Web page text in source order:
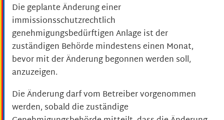
Die geplante Änderung einer
immissionsschutzrechtlich
genehmigungsbedürftigen Anlage ist der
zuständigen Behörde mindestens einen Monat,
bevor mit der Änderung begonnen werden soll,
anzuzeigen.
Die Änderung darf vom Betreiber vorgenommen
werden, sobald die zuständige